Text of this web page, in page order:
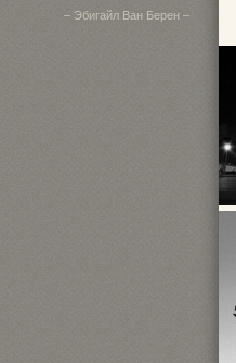
– Эбигайл Ван Берен –